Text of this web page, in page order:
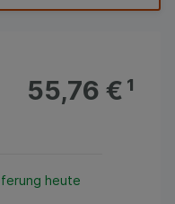
55,76 €¹
heute